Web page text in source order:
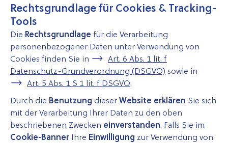
Rechtsgrundlage für Cookies & Tracking-
Tools
Die Rechtsgrundlage für die Verarbeitung
personenbezogener Daten unter Verwendung von
Cookies finden Sie in
Art. 6 Abs. 1 lit. f
Datenschutz-Grundverordnung (DSGVO) sowie in
Art. 5 Abs. 1 S 1 lit. f DSGVO.
Durch die Benutzung dieserWebsite erklären Sie sich
mit der Verarbeitung Ihrer Daten zu den oben
beschriebenen Zwecken einverstanden. Falls Sie im
Cookie-Banner Ihre Einwilligung zur Verwendung von